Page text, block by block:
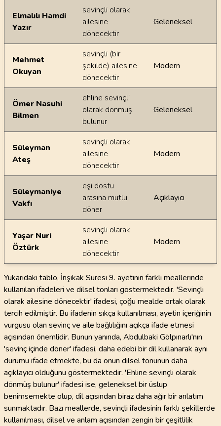
Elmalılı Hamdi
Yazır
sevinçli olarak
ailesine
dönecektir
Geleneksel
Mehmet
Okuyan
sevinçli (bir
şekilde) ailesine
dönecektir
Modern
Ömer Nasuhi
Bilmen
ehline sevinçli
olarak dönmüş
bulunur
Geleneksel
Süleyman
Ateş
sevinçli olarak
ailesine
dönecektir
Modern
Süleymaniye
Vakfı
eşi dostu
arasına mutlu
döner
Açıklayıcı
Yaşar Nuri
Öztürk
sevinçli olarak
ailesine
dönecektir
Modern
Yukarıdaki tablo, İnşikak Suresi 9. ayetinin farklı meallerinde
kullanılan ifadeleri ve dilsel tonları göstermektedir. 'Sevinçli
olarak ailesine dönecektir' ifadesi, çoğu mealde ortak olarak
tercih edilmiştir. Bu ifadenin sıkça kullanılması, ayetin içeriğinin
vurgusu olan sevinç ve aile bağlılığını açıkça ifade etmesi
açısından önemlidir. Bunun yanında, Abdulbaki Gölpınarlı'nın
'sevinç içinde döner' ifadesi, daha edebi bir dil kullanarak aynı
durumu ifade etmekte, bu da onun dilsel tonunun daha
açıklayıcı olduğunu göstermektedir. 'Ehline sevinçli olarak
dönmüş bulunur' ifadesi ise, geleneksel bir üslup
benimsemekte olup, dil açısından biraz daha ağır bir anlatım
sunmaktadır. Bazı meallerde, sevinçli ifadesinin farklı şekillerde
kullanılması, dilsel ve anlam açısından zengin bir çeşitlilik